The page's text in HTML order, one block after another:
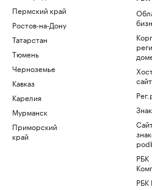
Пермский край
Ростов-на-Дону
Татарстан
Тюмень
Черноземье
Кавказ
Карелия
Мурманск
Приморский
край
РБК
РБК